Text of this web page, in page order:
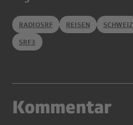
RADIOSRF REISEN SCHWEIZ
SRF3
Kommentar